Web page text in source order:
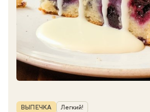
Рубрика
ВЫПЕЧКА Легкий!